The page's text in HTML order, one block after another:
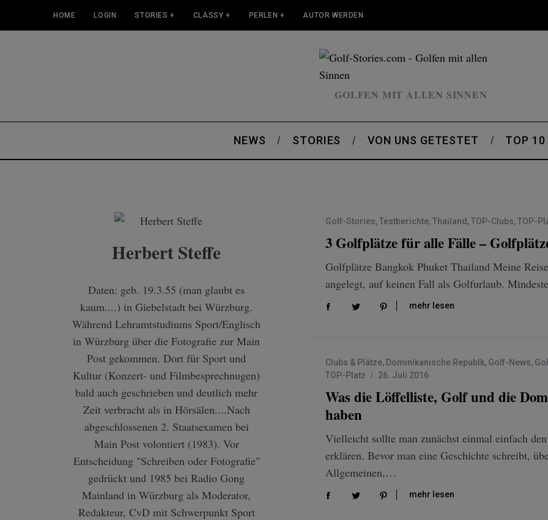
HOME LOGIN STORIES + CLASSY + PERLEN + AUTOR WERDEN
GOLFEN MIT ALLEN SINNEN
NEWS STORIES VON UNS GETESTET TOP 10
Herbert Steffe
Daten: geb. 19.3.55 (man glaubt es
kaum....) in Giebelstadt bei Würzburg.
Während Lehramtstudiums Sport/Englisch
in Würzburg über die Fotografie zur Main
Post gekommen. Dort für Sport und
Kultur (Konzert- und Filmbesprechnugen)
bald auch geschrieben und deutlich mehr
Zeit verbracht als in Hörsälen....Nach
abgeschlossenen 2. Staatsexamen bei
Main Post volontiert (1983). Vor
Entscheidung "Schreiben oder Fotografie"
gedrückt und 1985 bei Radio Gong
Mainland in Würzburg als Moderator,
Redakteur, CvD mit Schwerpunkt Sport
Golf-Stories,Testberichte,Thailand ,TOP-Clubs,TOP-
3 Golfplätze für alle Fälle –
Golfplätze Bangkok Phuket Thailand Meine
angelegt, auf keinen Fall als Golfurlaub.
mehr lesen
Clubs & Plätze, Dominikanische Republk, Golf-News,
TOP-Platz
26. Juli 2016
Was die Löffelliste, Golf und die
haben
Vielleicht sollte man zunächst einmal einfach
erklären. Bevor man eine Geschichte schreibt,
Allgemeinen,…
mehr lesen